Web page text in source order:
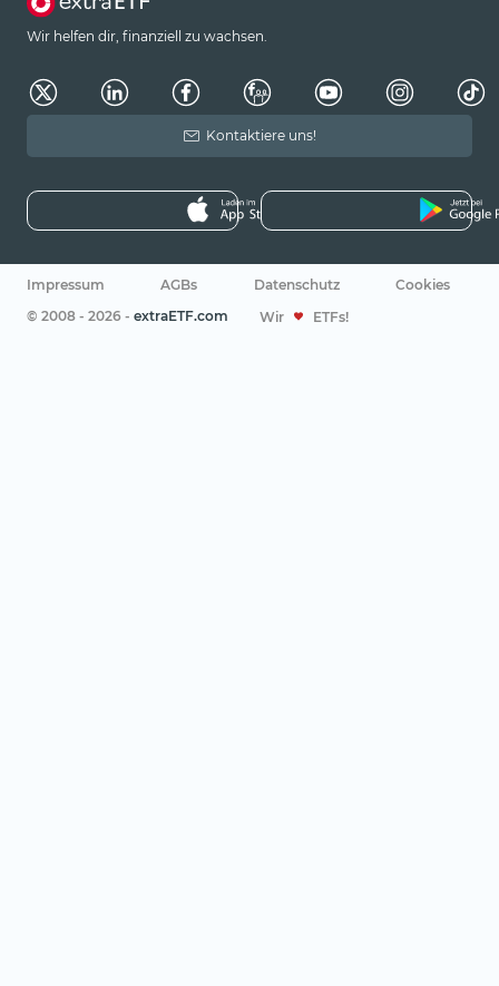
Wir helfen dir, finanziell zu wachsen.
Kontaktiere uns!
Impressum AGBs Datenschutz
Cookies
© 2008 - 2026 - extraETF.com Wir ETFs!